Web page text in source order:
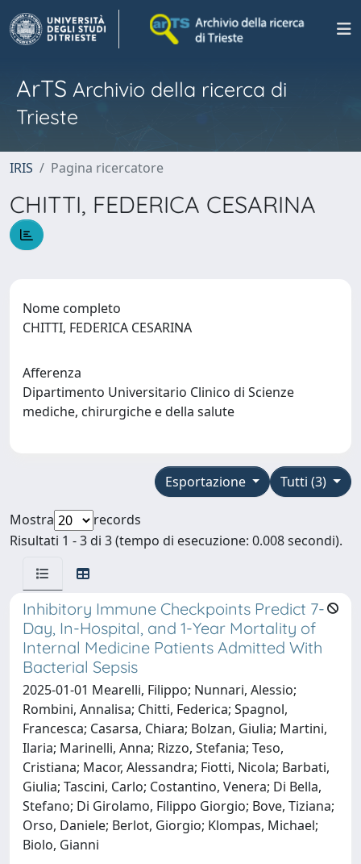
ArTS Archivio della ricerca di
Trieste
IRIS Pagina ricercatore
CHITTI, FEDERICA CESARINA
Nome completo
CHITTI, FEDERICA CESARINA
Afferenza
Dipartimento Universitario Clinico di Scienze
mediche, chirurgiche e della salute
Tutti (3)
Esportazione
Mostra
records
Risultati 1 - 3 di 3 (tempo di esecuzione: 0.008 secondi).
Inhibitory Immune Checkpoints Predict 7-
Day, In-Hospital, and 1-Year Mortality of
Internal Medicine Patients Admitted With
Bacterial Sepsis
2025-01-01 Mearelli, Filippo; Nunnari, Alessio;
Rombini, Annalisa; Chitti, Federica; Spagnol,
Francesca; Casarsa, Chiara; Bolzan, Giulia; Martini,
Ilaria; Marinelli, Anna; Rizzo, Stefania; Teso,
Cristiana; Macor, Alessandra; Fiotti, Nicola; Barbati,
Giulia; Tascini, Carlo; Costantino, Venera; Di Bella,
Stefano; Di Girolamo, Filippo Giorgio; Bove, Tiziana;
Orso, Daniele; Berlot, Giorgio; Klompas, Michael;
Biolo, Gianni